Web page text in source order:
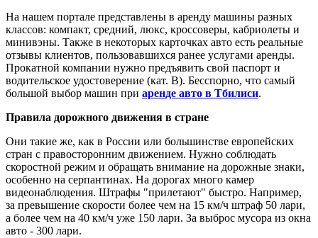
На нашем портале представлены в аренду машины разных
классов: компакт, средний, люкс, кроссоверы, кабриолеты и
минивэны. Также в некоторых карточках авто есть реальные
отзывы клиентов, пользовавшихся ранее услугами аренды.
Прокатной компании нужно предъявить свой паспорт и
водительское удостоверение (кат. В). Бесспорно, что самый
большой выбор машин при аренде авто в Тбилиси.
Правила дорожного движения в стране
Они такие же, как в России или большинстве европейских
стран с правосторонним движением. Нужно соблюдать
скоростной режим и обращать внимание на дорожные знаки,
особенно на серпантинах. На дорогах много камер
видеонаблюдения. Штрафы "прилетают" быстро. Например,
за превышение скорости более чем на 15 км/ч штраф 50 лари,
а более чем на 40 км/ч уже 150 лари. За выброс мусора из окна
авто - 300 лари.